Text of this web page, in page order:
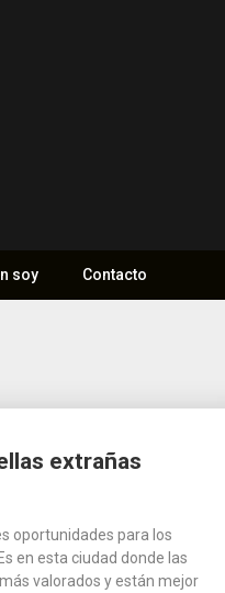
soy Contacto
extrañas
oportunidades para los
en esta ciudad donde las
valorados y están mejor